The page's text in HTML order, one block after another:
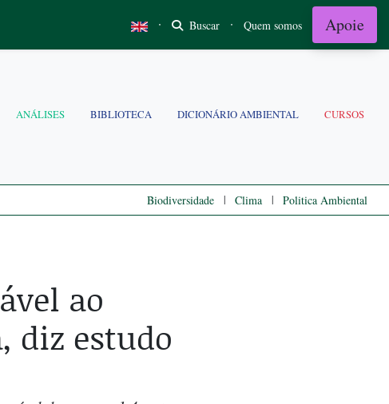
· Buscar · Quem somos Apoie
ANÁLISES BIBLIOTECA DICIONÁRIO AMBIENTAL CURSOS
Biodiversidade | Clima | Politica Ambiental
ao
diz estudo